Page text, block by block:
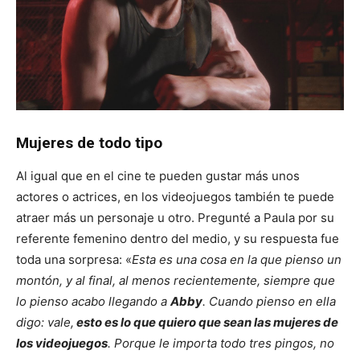
Mujeres de todo tipo
Al igual que en el cine te pueden gustar más unos
actores o actrices, en los videojuegos también te puede
atraer más un personaje u otro. Pregunté a Paula por su
referente femenino dentro del medio, y su respuesta fue
toda una sorpresa: «Esta es una cosa en la que pienso un
montón, y al final, al menos recientemente, siempre que
lo pienso acabo llegando a Abby. Cuando pienso en ella
digo: vale, esto es lo que quiero que sean las mujeres de
los videojuegos. Porque le importa todo tres pingos, no